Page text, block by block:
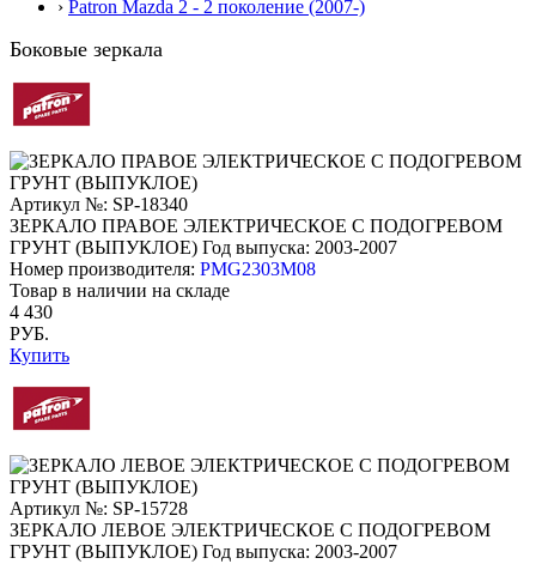
› Patron Mazda 2 - 2 поколение (2007-)
Боковые зеркала
Артикул №: SP-18340
ЗЕРКАЛО ПРАВОЕ ЭЛЕКТРИЧЕСКОЕ С ПОДОГРЕВОМ
ГРУНТ (ВЫПУКЛОЕ) Год выпуска: 2003-2007
Номер производителя: PMG2303M08
Товар в наличии на складе
4 430
РУБ.
Купить
Артикул №: SP-15728
ЗЕРКАЛО ЛЕВОЕ ЭЛЕКТРИЧЕСКОЕ С ПОДОГРЕВОМ
ГРУНТ (ВЫПУКЛОЕ) Год выпуска: 2003-2007